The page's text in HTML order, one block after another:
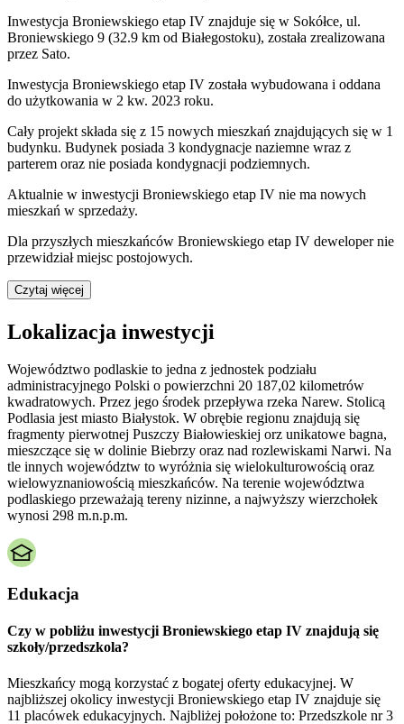
Inwestycja Broniewskiego etap IV znajduje się w Sokółce, ul.
Broniewskiego 9 (32.9 km od Białegostoku), została zrealizowana
przez Sato.
Inwestycja Broniewskiego etap IV została wybudowana i oddana
do użytkowania w 2 kw. 2023 roku.
Cały projekt składa się z 15 nowych mieszkań znajdujących się w 1
budynku. Budynek posiada 3 kondygnacje naziemne wraz z
parterem oraz nie posiada kondygnacji podziemnych.
Aktualnie w inwestycji Broniewskiego etap IV nie ma nowych
mieszkań w sprzedaży.
Dla przyszłych mieszkańców Broniewskiego etap IV deweloper nie
przewidział miejsc postojowych.
Czytaj więcej
Lokalizacja inwestycji
Województwo podlaskie to jedna z jednostek podziału
administracyjnego Polski o powierzchni 20 187,02 kilometrów
kwadratowych. Przez jego środek przepływa rzeka Narew. Stolicą
Podlasia jest miasto Białystok. W obrębie regionu znajdują się
fragmenty pierwotnej Puszczy Białowieskiej orz unikatowe bagna,
mieszczące się w dolinie Biebrzy oraz nad rozlewiskami Narwi. Na
tle innych województw to wyróżnia się wielokulturowością oraz
wielowyznaniowością mieszkańców. Na terenie województwa
podlaskiego przeważają tereny nizinne, a najwyższy wierzchołek
wynosi 298 m.n.p.m.
Edukacja
Czy w pobliżu inwestycji Broniewskiego etap IV znajdują się
szkoły/przedszkola?
Mieszkańcy mogą korzystać z bogatej oferty edukacyjnej. W
najbliższej okolicy inwestycji Broniewskiego etap IV znajduje się
11 placówek edukacyjnych. Najbliżej położone to: Przedszkole nr 3